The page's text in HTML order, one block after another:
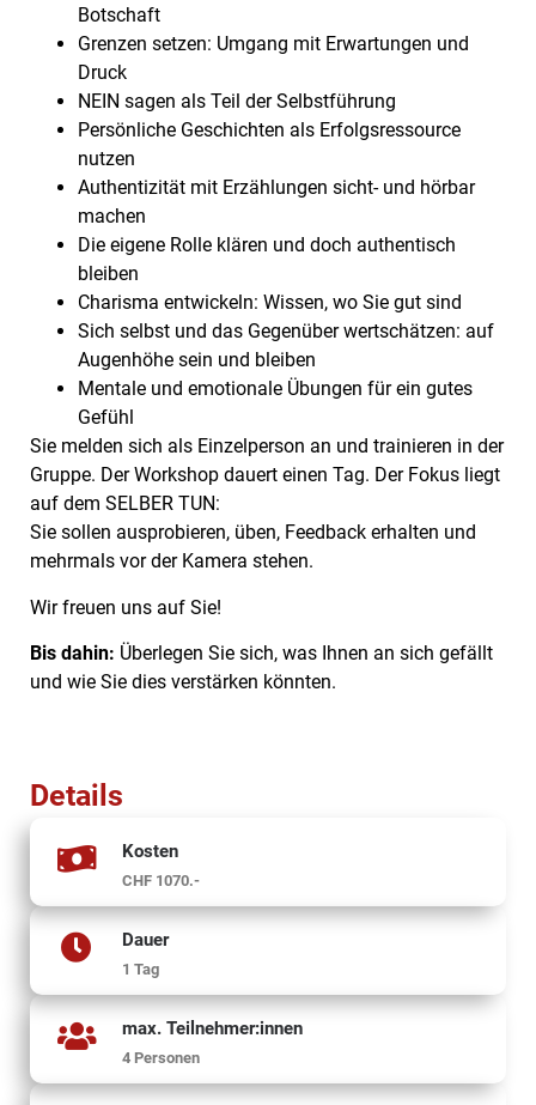
Botschaft
Grenzen setzen: Umgang mit Erwartungen und
Druck
NEIN sagen als Teil der Selbstführung
Persönliche Geschichten als Erfolgsressource
nutzen
Authentizität mit Erzählungen sicht- und hörbar
machen
Die eigene Rolle klären und doch authentisch
bleiben
Charisma entwickeln: Wissen, wo Sie gut sind
Sich selbst und das Gegenüber wertschätzen: auf
Augenhöhe sein und bleiben
Mentale und emotionale Übungen für ein gutes
Gefühl
Sie melden sich als Einzelperson an und trainieren in der
Gruppe. Der Workshop dauert einen Tag. Der Fokus liegt
auf dem SELBER TUN:
Sie sollen ausprobieren, üben, Feedback erhalten und
mehrmals vor der Kamera stehen.
Wir freuen uns auf Sie!
Bis dahin: Überlegen Sie sich, was Ihnen an sich gefällt
und wie Sie dies verstärken könnten.
Details
Kosten
CHF 1070.-
Dauer
1 Tag
max. Teilnehmer:innen
4 Personen